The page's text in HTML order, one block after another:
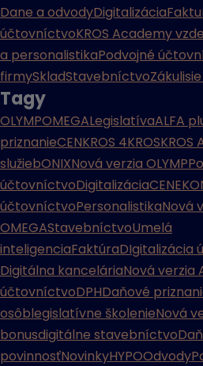
Dane a odvodyDigitalizácia
účtovníctvoKROS Academy
a personalistikaPodvojné
firmySkladStavebníctvoZákulisie
Tagy
OLYMPOMEGALegislatívaALFA
priznanieCENKROS 4KROSKROS
služiebONIXNová verzia OLYMP
účtovníctvoDigitalizácia
účtovníctvoPersonalistikaNová
OMEGAStavebníctvoUmelá
inteligenciaFaktúraDIgitalizácia
Digitálna kanceláriaNová verzia
účtovníctvoDPHDaňové
osôblegislatívne školenieNová
bonusdigitálne stavebníctvo
povinnosťNovinkyHYPOOdvody